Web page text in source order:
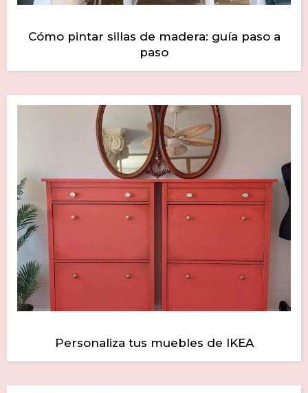
Cómo pintar sillas de madera: guía paso a
paso
Personaliza tus muebles de IKEA